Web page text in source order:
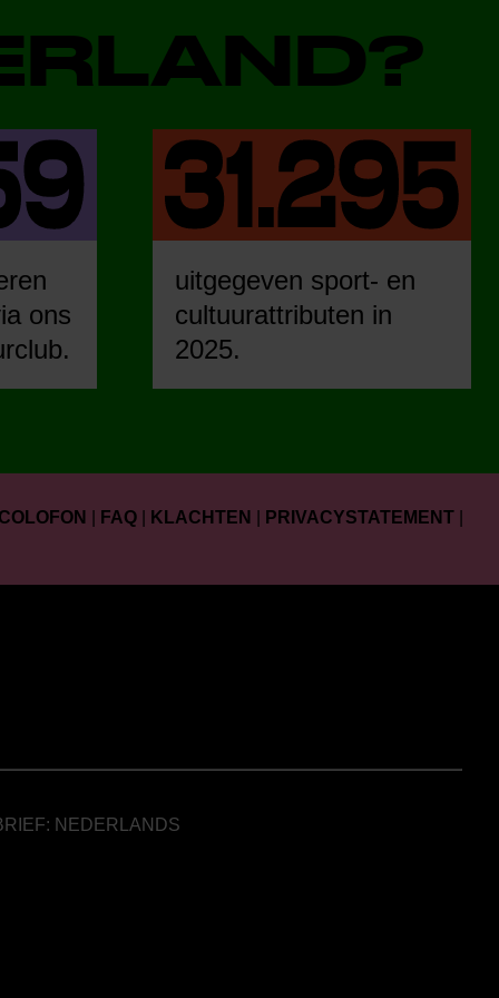
ons
uitgegeven sport- en
cultuurattributen in
2025.
COLOFON FAQ KLACHTEN PRIVACYSTATEMENT
NEDERLANDS